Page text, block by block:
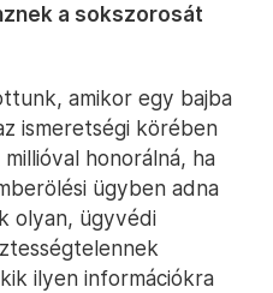
a sokszorosát
amikor egy bajba
ismeretségi körében
honorálná, ha
ügyben adna
olyan, ügyvédi
ilyen információkra